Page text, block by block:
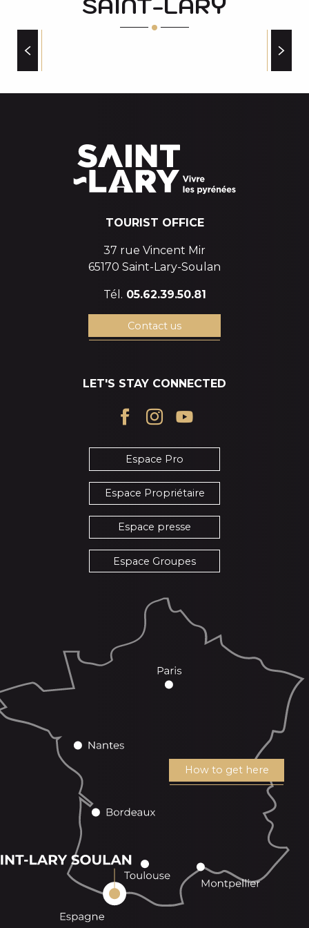
PATOULAND HARIBO au Pla d'Adet
Soirée jeux de société au Pla d'Adet
Matinée pêche
Ciné-goûter pour les enfants
Assocation ArtLab Eclore : Rando photo coucher de
TOURIST OFFICE
37 rue Vincent Mir
65170 Saint-Lary-Soulan
Tél. 05.62.39.50.81
Contact us
LET'S STAY CONNECTED
Espace Pro
Espace Propriétaire
Espace presse
Espace Groupes
How to get here